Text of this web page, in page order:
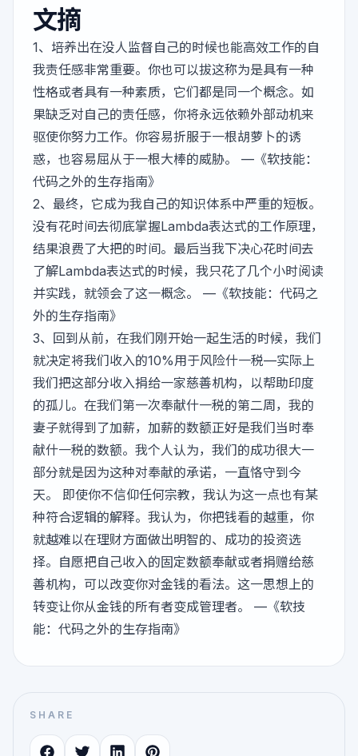
文摘
1、培养出在没人监督自己的时候也能高效工作的自
我责任感非常重要。你也可以拔这称为是具有一种
性格或者具有一种素质，它们都是同一个概念。如
果缺乏对自己的责任感，你将永远依赖外部动机来
驱使你努力工作。你容易折服于一根胡萝卜的诱
惑，也容易屈从于一根大棒的威胁。 —《软技能：
代码之外的生存指南》
2、最终，它成为我自己的知识体系中严重的短板。
没有花时间去彻底掌握Lambda表达式的工作原理，
结果浪费了大把的时间。最后当我下决心花时间去
了解Lambda表达式的时候，我只花了几个小时阅读
并实践，就领会了这一概念。 —《软技能：代码之
外的生存指南》
3、回到从前，在我们刚开始一起生活的时候，我们
就决定将我们收入的10%用于风险什一税—实际上
我们把这部分收入捐给一家慈善机构，以帮助印度
的孤儿。在我们第一次奉献什一税的第二周，我的
妻子就得到了加薪，加薪的数额正好是我们当时奉
献什一税的数额。我个人认为，我们的成功很大一
部分就是因为这种对奉献的承诺，一直恪守到今
天。 即使你不信仰任何宗教，我认为这一点也有某
种符合逻辑的解释。我认为，你把钱看的越重，你
就越难以在理财方面做出明智的、成功的投资选
择。自愿把自己收入的固定数额奉献或者捐赠给慈
善机构，可以改变你对金钱的看法。这一思想上的
转变让你从金钱的所有者变成管理者。 —《软技
能：代码之外的生存指南》
SHARE